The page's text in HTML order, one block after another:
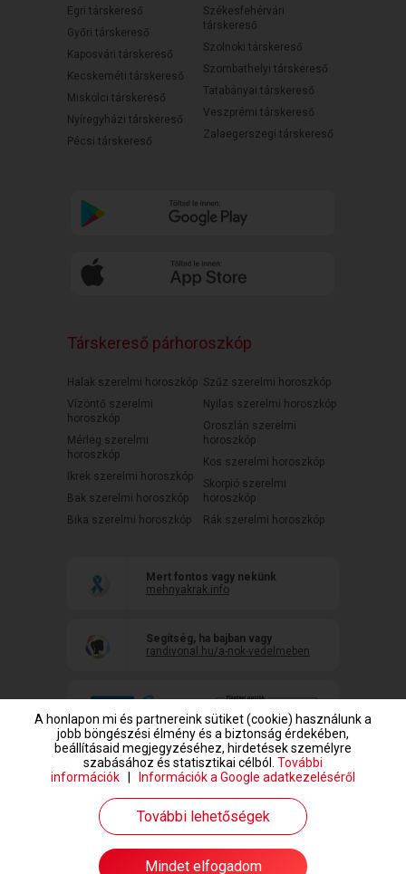
Egri társkereső
Győri társkereső
Kaposvári társkereső
Kecskeméti társkereső
Miskolci társkereső
Nyíregyházi társkereső
Pécsi társkereső
Székesfehérvári
társkereső
Szolnoki társkereső
Szombathelyi társkereső
Tatabányai társkereső
Veszprémi társkereső
Zalaegerszegi társkereső
Társkereső párhoroszkóp
Halak szerelmi horoszkóp
Vízöntő szerelmi
horoszkóp
Mérleg szerelmi
horoszkóp
Ikrek szerelmi horoszkóp
Bak szerelmi horoszkóp
Bika szerelmi horoszkóp
Szűz szerelmi horoszkóp
Nyilas szerelmi horoszkóp
Oroszlán szerelmi
horoszkóp
Kos szerelmi horoszkóp
Skorpió szerelmi
horoszkóp
Rák szerelmi horoszkóp
Mert fontos vagy nekünk
mehnyakrak.info
Segítség, ha bajban vagy
randivonal.hu/a-nok-vedelmeben
www.randivonal.hu © Copyright 1999-2026 Dating Central Europe Zrt.
A honlapon mi és partnereink sütiket (cookie) használunk a
jobb böngészési élmény és a biztonság érdekében,
beállításaid megjegyzéséhez, hirdetések személyre
szabásához és statisztikai célból. További
információk
Információk a Google adatkezeléséről
További lehetőségek
Mindet elfogadom